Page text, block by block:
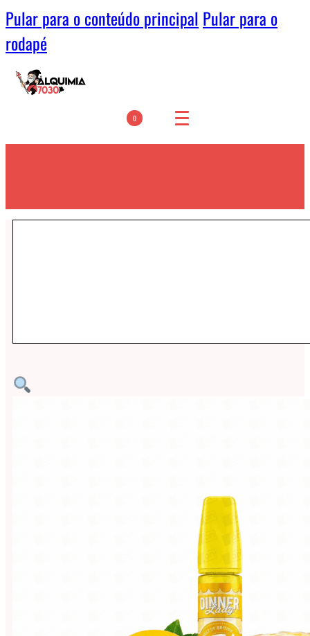
Pular para o conteúdo principal Pular para o
rodapé
0